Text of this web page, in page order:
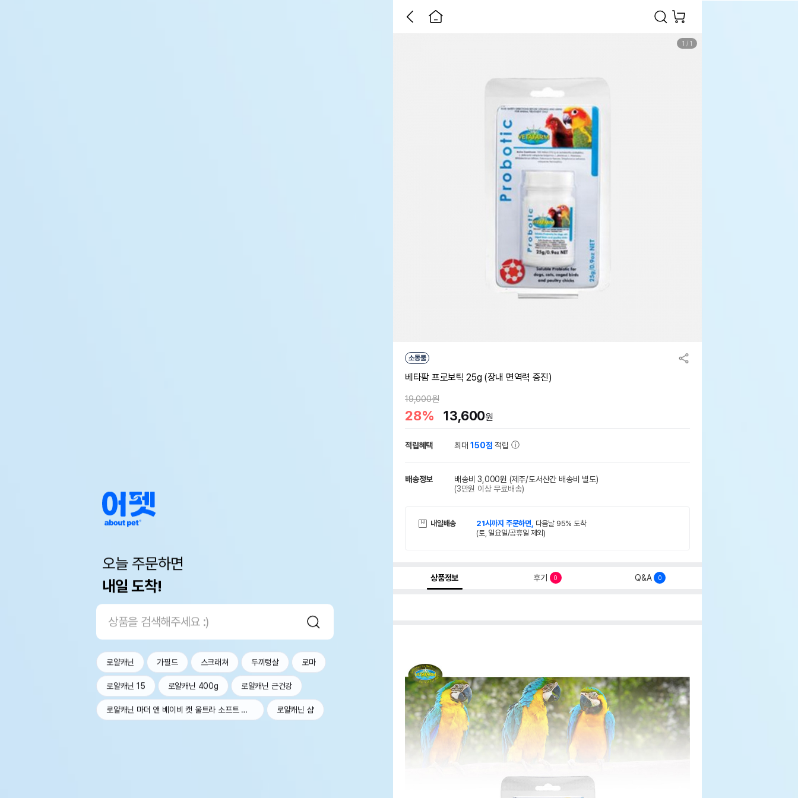
오늘 주문하면
내일 도착!
로얄캐닌 가필드 스크래쳐 두끼텅살 로마
로얄캐닌 15 로얄캐닌 400g 로얄캐닌 근건강
로얄캐닌 마더 앤 베이비 캣 울트라 소프트 무스 트레이 100g 로얄캐닌 샴
1 / 1
소동물
베타팜 프로보틱 25g (장내 면역력 증진)
19,000원
28% 13,600원
적립혜택 최대150점 적립
배송정보 배송비 3,000원 (제주/도서산간 배송비 별도)
(3만원 이상 무료배송)
내일배송 21시까지 주문하면, 다음날 95% 도착
(토, 일요일/공휴일 제외)
상품정보 후기 0 Q&A 0